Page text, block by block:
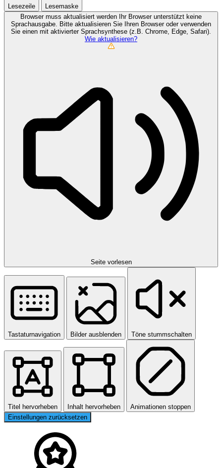
Lesezeile
Lesemaske
Browser muss aktualisiert werden
Ihr Browser unterstützt keine
Sprachausgabe. Bitte aktualisieren Sie Ihren Browser oder verwenden
Sie einen mit aktivierter Sprachsynthese (z.B. Chrome, Edge, Safari).
Wie aktualisieren?
Seite vorlesen
Tastaturnavigation Bilder ausblenden Töne stummschalten
Titel hervorheben Inhalt hervorheben
Animationen stoppen
Einstellungen zurücksetzen